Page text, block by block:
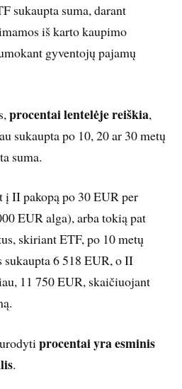
sukaupta suma, darant
iš karto kaupimo
gyventojų pajamų
procentai lentelėje reiškia,
sukaupta po 10, 20 ar 30 metų
suma.
į II pakopą po 30 EUR per
EUR alga), arba tokią pat
skiriant ETF, po 10 metų
sukaupta 6 518 EUR, o II
11 750 EUR, skaičiuojant
procentai yra esminis
.